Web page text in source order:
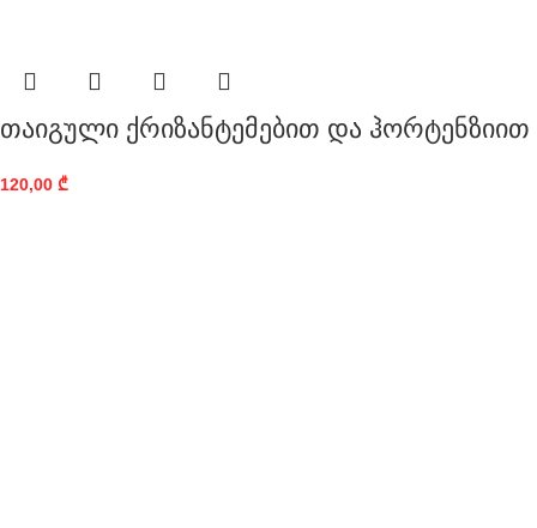
თაიგული ქრიზანტემებით და ჰორტენზიით
120,00 ₾